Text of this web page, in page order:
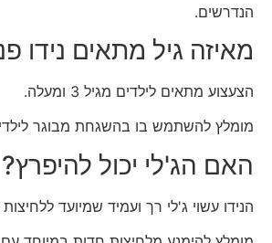
הנדרשים.
מאיזה גיל מתאים נידו
הצעצוע מתאים לילדים מגיל 3 ומעלה.
מומלץ להשתמש בו בהשגחת מבוגר
האם הג'לי יכול להיפרץ?
הנידו עשוי ג'לי רך ועמיד שמיועד ללחיצות